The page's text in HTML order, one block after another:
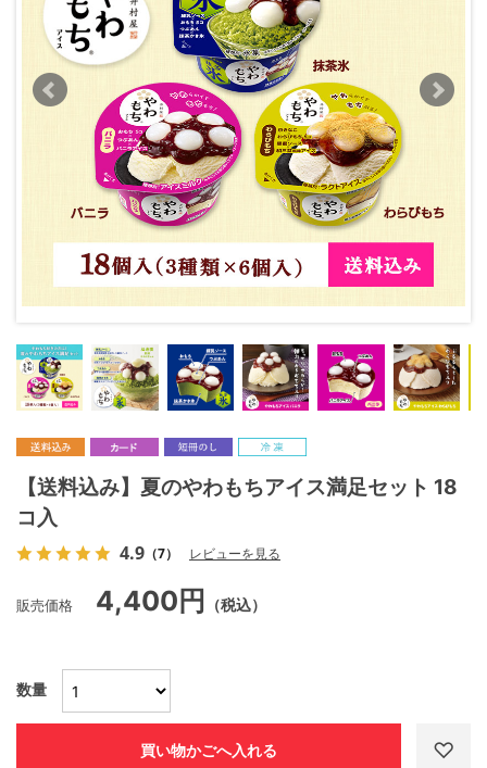
【送料込み】夏のやわもちアイス満足セット 18
コ入
4.9 （7） レビューを見る
販売価格 4,400円 （税込）
数量